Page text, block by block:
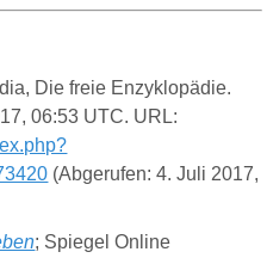
Die freie Enzyklopädie.
06:53 UTC. URL:
(Abgerufen: 4. Juli 2017,
; Spiegel Online